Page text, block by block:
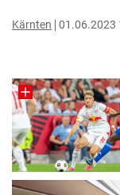
Kärnten 01.06.2023